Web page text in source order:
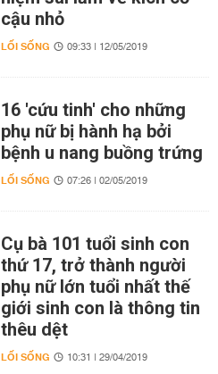
cậu nhỏ
LỐI SỐNG 09:33 | 12/05/2019
16 'cứu tinh' cho những
phụ nữ bị hành hạ bởi
bệnh u nang buồng trứng
LỐI SỐNG 07:26 | 02/05/2019
Cụ bà 101 tuổi sinh con
thứ 17, trở thành người
phụ nữ lớn tuổi nhất thế
giới sinh con là thông tin
thêu dệt
LỐI SỐNG 10:31 | 29/04/2019